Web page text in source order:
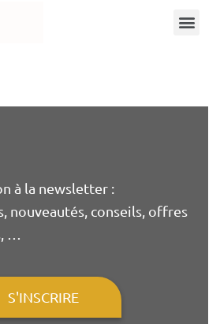
à la newsletter :
nouveautés, conseils, offres
…
S'INSCRIRE